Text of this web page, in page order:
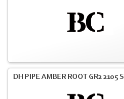
DH PIPE AMBER ROOT GR2 2105 S